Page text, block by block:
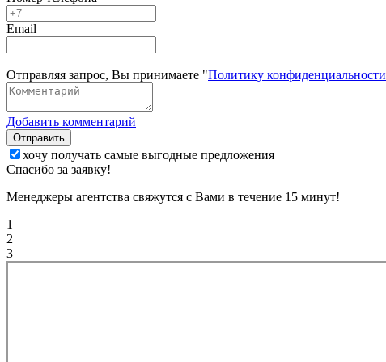
Email
Отправляя запрос, Вы принимаете "Политику конфиденциальности
Добавить комментарий
Отправить
хочу получать самые выгодные предложения
Спасибо за заявку!
Менеджеры агентства свяжутся с Вами в течение 15 минут!
1
2
3